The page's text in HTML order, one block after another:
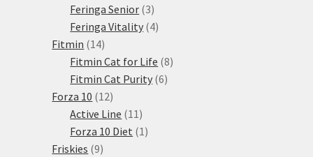
produkty
Feringa Senior 33
produkty
Feringa Vitality 44
Fitmin 1414
produktů
Fitmin Cat for Life 88
Fitmin Cat Purity 66
Forza 10 1212
produktů
Active Line 11 11
produktů
Forza 10 Diet 1 1
Friskies 99